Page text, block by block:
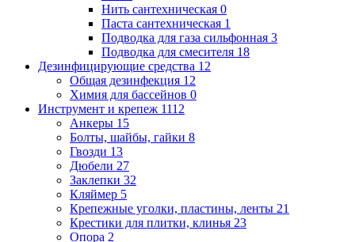
Нить сантехническая 0
Паста сантехническая 1
Подводка для газа сильфонная 3
Подводка для смесителя 18
Дезинфицирующие средства 12
Общая дезинфекция 12
Химия для бассейнов 0
Инструмент и крепеж 1112
Анкеры 15
Болты, шайбы, гайки 8
Гвозди 13
Дюбели 27
Заклепки 32
Кляймер 5
Крепежные уголки, пластины, ленты 21
Крестики для плитки, клинья 23
Опора 2